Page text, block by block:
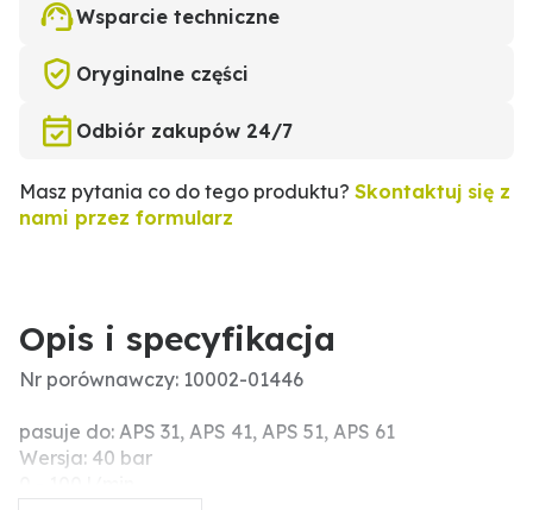
Wsparcie techniczne
Oryginalne części
Odbiór zakupów 24/7
Masz pytania co do tego produktu? Skontaktuj się z
nami przez formularz
Opis i specyfikacja
Nr porównawczy: 10002-01446
pasuje do: APS 31, APS 41, APS 51, APS 61
Wersja: 40 bar